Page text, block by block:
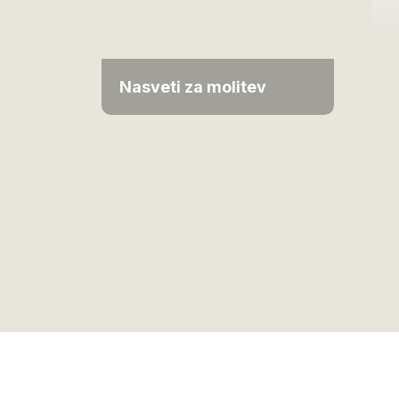
Nasveti za molitev